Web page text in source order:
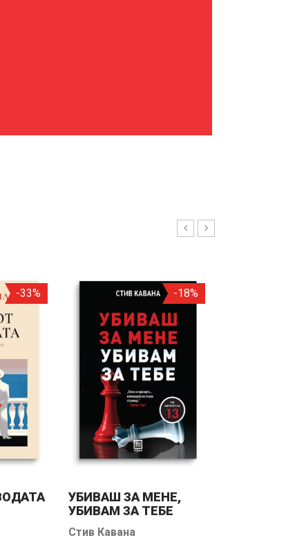
-33% -18%
УБИВАШ ЗА МЕНЕ,
УБИВАМ ЗА ТЕБЕ
Стив Кавана